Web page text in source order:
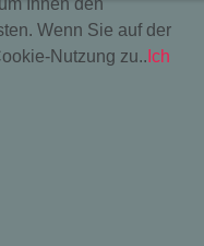
Wenn Sie auf der
Nutzung zu.. Ich